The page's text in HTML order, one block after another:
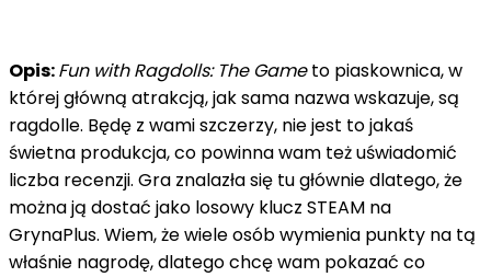
Opis:Fun with Ragdolls: The Gameto piaskownica, w
której główną atrakcją, jak sama nazwa wskazuje, są
ragdolle. Będę z wami szczerzy, nie jest to jakaś
świetna produkcja, co powinna wam też uświadomić
liczba recenzji. Gra znalazła się tu głównie dlatego, że
można ją dostać jako losowy klucz STEAM na
GrynaPlus. Wiem, że wiele osób wymienia punkty na tą
właśnie nagrodę, dlatego chcę wam pokazać co